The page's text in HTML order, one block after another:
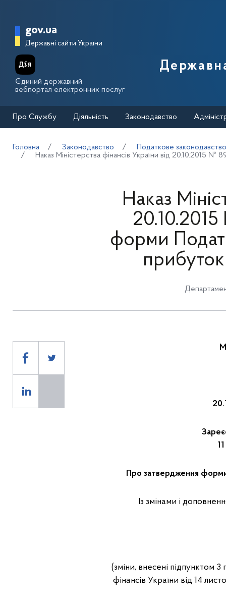
Головна сторінка Державної
gov.ua
Державні сайти України
Єдиний державний
вебпортал електронних послуг
Про Службу Діяльність Законодавство
Головна Законодавство
Податкове законодавство
Наказ Міністерства фінансів України від 20.10.2015
Наказ
форми
прибуток
Про затвердження форми
Із змінами і
(зміни, внесені підпунктом
фінансів України від 14